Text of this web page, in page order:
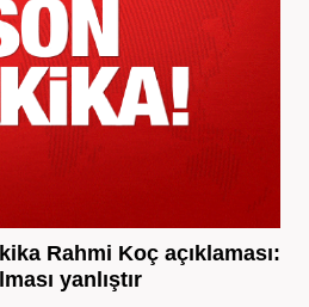
Rahmi Koç açıklaması:
yanlıştır